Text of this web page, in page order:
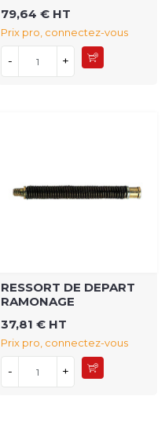
79,64 € HT
Prix pro, connectez-vous
- +
RESSORT DE DEPART
RAMONAGE
37,81 € HT
Prix pro, connectez-vous
- +